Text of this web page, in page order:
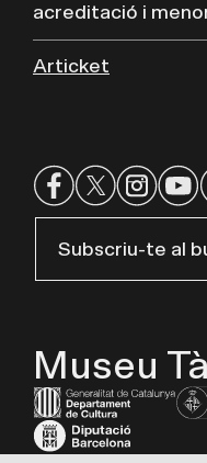
acreditació i
Articket
Subscriu-te al
Museu